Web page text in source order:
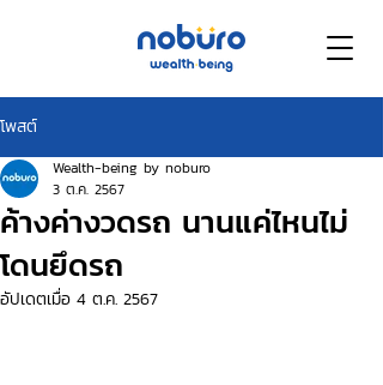
โพสต์
ค้างค่างวดรถ นานแค่ไหนไม่
โดนยึดรถ
Wealth-being by noburo
3 ต.ค. 2567
อัปเดตเมื่อ 4 ต.ค. 2567